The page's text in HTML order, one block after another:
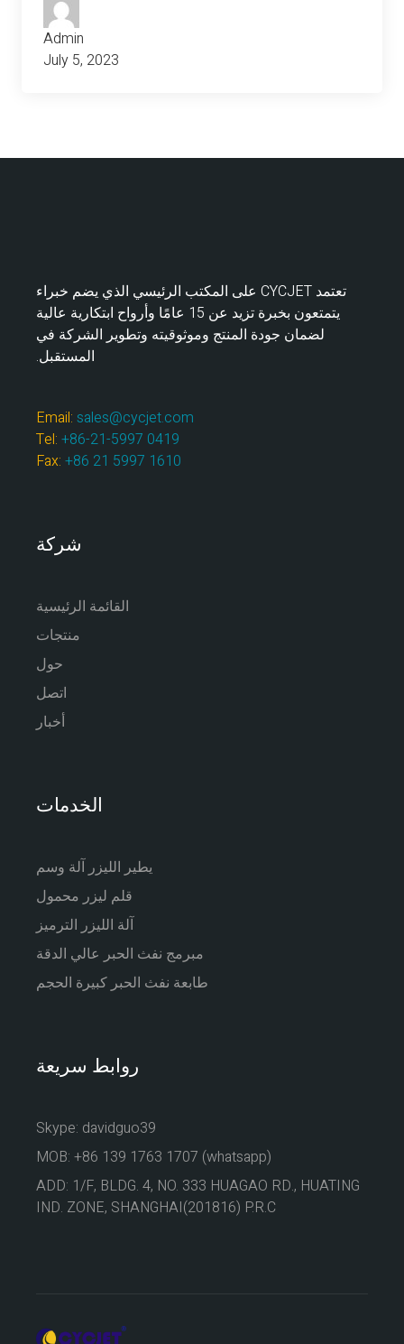
Admin
July 5, 2023
تعتمد CYCJET على المكتب الرئيسي الذي يضم خبراء
يتمتعون بخبرة تزيد عن 15 عامًا وأرواح ابتكارية عالية
لضمان جودة المنتج وموثوقيته وتطوير الشركة في
المستقبل.
Email: sales@cycjet.com
Tel: +86-21-5997 0419
Fax: +86 21 5997 1610
شركة
القائمة الرئيسية
منتجات
حول
اتصل
أخبار
الخدمات
يطير الليزر آلة وسم
قلم ليزر محمول
آلة الليزر الترميز
مبرمج نفث الحبر عالي الدقة
طابعة نفث الحبر كبيرة الحجم
روابط سريعة
Skype: davidguo39
MOB: +86 139 1763 1707 (whatsapp)
ADD: 1/F, BLDG. 4, NO. 333 HUAGAO RD., HUATING
IND. ZONE, SHANGHAI(201816) P.R.C